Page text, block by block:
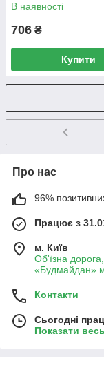
В наявності
706 ₴
Купити
Про нас
96%
Працює з
м. Київ
Об'їзна
«Будмайдан»
Контакти
Сьогодні
Показати